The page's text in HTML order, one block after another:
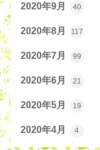
2020年9月 40
2020年8月 117
2020年7月 99
2020年6月 21
2020年5月 19
2020年4月 4